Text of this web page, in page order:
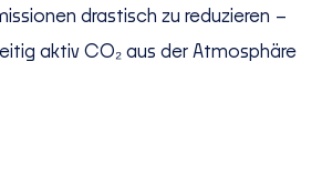
drastisch zu reduzieren –
aktiv CO₂ aus der Atmosphäre